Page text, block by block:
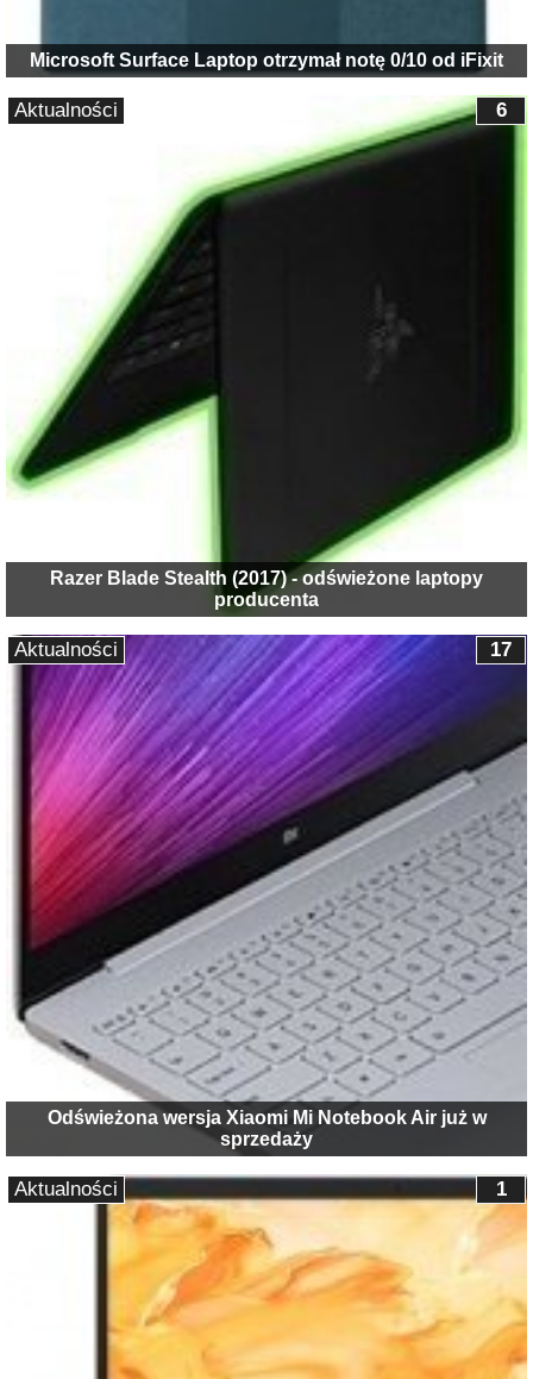
Microsoft Surface Laptop otrzymał notę 0/10 od iFixit
Razer Blade Stealth (2017) - odświeżone laptopy
producenta
6
Aktualności
Odświeżona wersja Xiaomi Mi Notebook Air już w
sprzedaży
17
Aktualności
1
Aktualności